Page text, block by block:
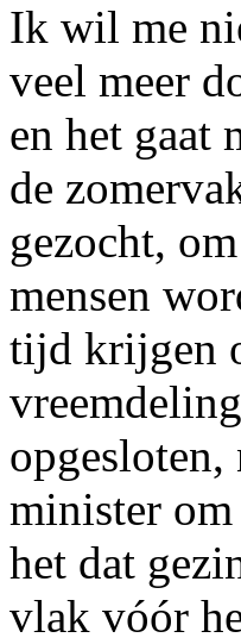
Ik wil me
veel meer
en het gaat
de
gezocht,
mensen
tijd krijgen
minister
het dat
vlak vóór